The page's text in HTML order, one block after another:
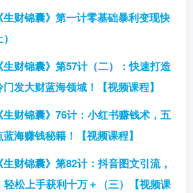
财锦囊》第一计零基础暴利变现快
财锦囊》第57计（二）：快速打造
发大财蓝海领域！【视频课程】
财锦囊》76计：小红书赚钱术，五
海赚钱秘籍！【视频课程】
财锦囊》第82计：抖音图文引流，
轻松上手获利十万＋（三）【视频课